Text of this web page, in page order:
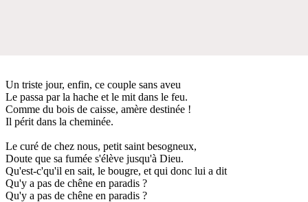
Un triste jour, enfin, ce couple sans aveu
Le passa par la hache et le mit dans le feu.
Comme du bois de caisse, amère destinée !
Il périt dans la cheminée.
Le curé de chez nous, petit saint besogneux,
Doute que sa fumée s'élève jusqu'à Dieu.
Qu'est-c'qu'il en sait, le bougre, et qui donc lui a dit
Qu'y a pas de chêne en paradis ?
Qu'y a pas de chêne en paradis ?